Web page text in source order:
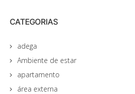
CATEGORIAS
adega
Ambiente de estar
apartamento
área externa